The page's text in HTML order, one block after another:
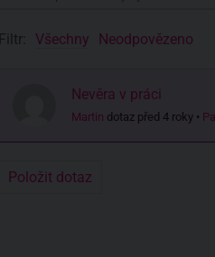
Filtr: Všechny Neodpovězeno
Nevěra v práci
Martin dotaz před 4 roky •
Položit dotaz